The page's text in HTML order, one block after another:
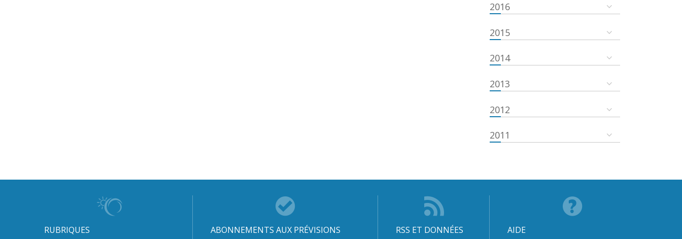
2016
2015
2014
2013
2012
2011
RUBRIQUES ABONNEMENTS AUX PRÉVISIONS RSS ET DONNÉES AIDE